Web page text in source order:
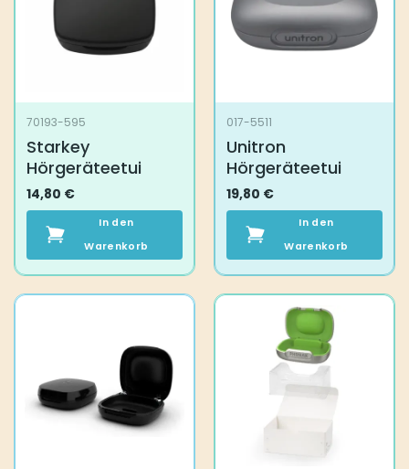
70193-595
Starkey
Hörgeräteetui
14,80 €
In den
Warenkorb
017-5511
Unitron
Hörgeräteetui
19,80 €
In den
Warenkorb